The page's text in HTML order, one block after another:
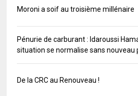
Moroni a soif au troisième millénaire
Pénurie de carburant : Idaroussi
situation se normalise sans nouveau
De la CRC au Renouveau !